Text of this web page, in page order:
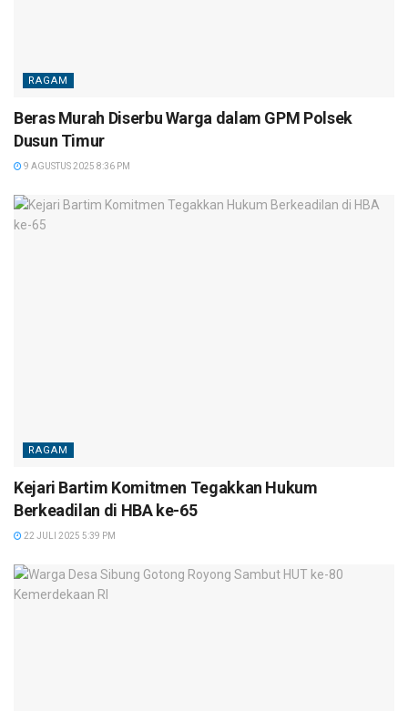
RAGAM
Beras Murah Diserbu Warga dalam GPM Polsek
Dusun Timur
9 AGUSTUS 2025 8:36 PM
RAGAM
Kejari Bartim Komitmen Tegakkan Hukum
Berkeadilan di HBA ke-65
22 JULI 2025 5:39 PM